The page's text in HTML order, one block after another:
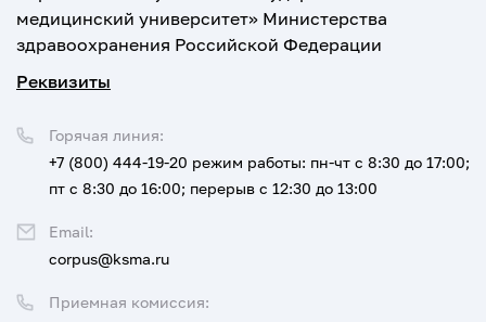
медицинский университет» Министерства
здравоохранения Российской Федерации
Реквизиты
Приемная комиссия:
Горячая линия:
+7 (800) 444-19-20 режим работы: пн-чт с 8:30 до 17:00;
пт с 8:30 до 16:00; перерыв с 12:30 до 13:00
Email:
corpus@ksma.ru